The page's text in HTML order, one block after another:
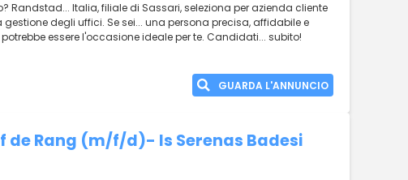
Randstad... Italia, filiale di Sassari, seleziona per azienda cliente
degli uffici. Se sei... una persona precisa, affidabile e
essere l'occasione ideale per te. Candidati... subito!
GUARDA L'ANNUNCIO
de Rang (m/f/d)- Is Serenas Badesi